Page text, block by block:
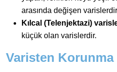
arasında değişen
Kılcal (Telenjektazi)
küçük olan varislerdir.
Varisten